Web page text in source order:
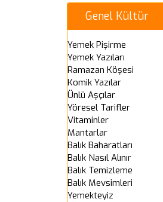
Genel Kültür
Yemek Pişirme
Yemek Yazıları
Ramazan Köşesi
Komik Yazılar
Ünlü Aşçılar
Yöresel Tarifler
Vitaminler
Mantarlar
Balık Baharatları
Balık Nasıl Alınır
Balık Temizleme
Balık Mevsimleri
Yemekteyiz